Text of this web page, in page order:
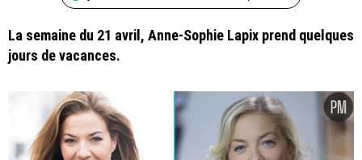
La semaine du 21 avril, Anne-Sophie Lapix prend quelques
jours de vacances.